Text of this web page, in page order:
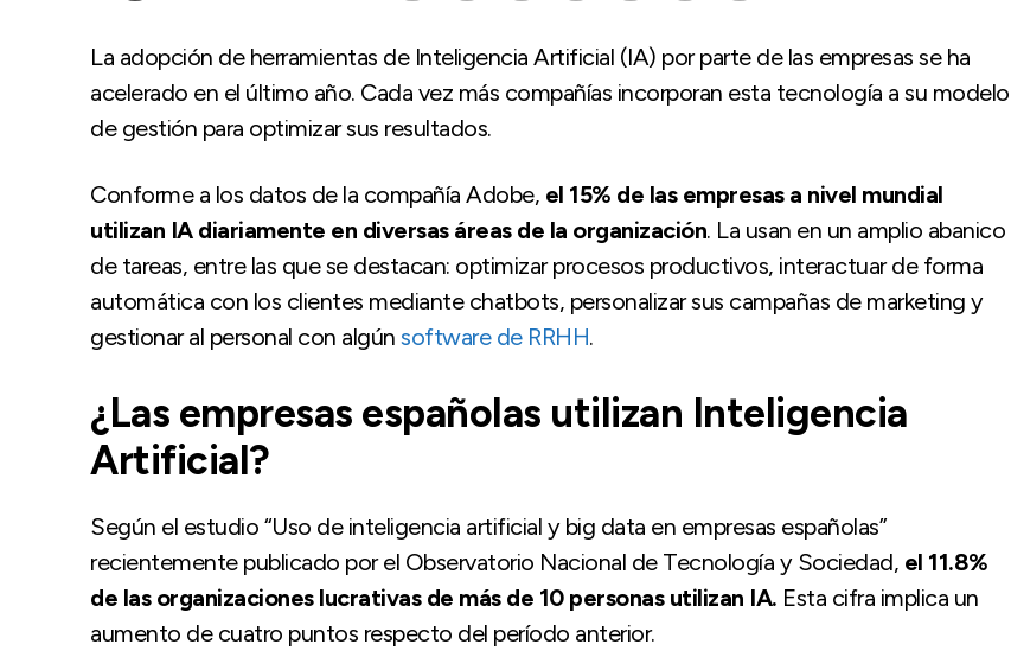
La adopción de herramientas de Inteligencia Artificial (IA) por parte de las empresas se ha
acelerado en el último año. Cada vez más compañías incorporan esta tecnología a su modelo
de gestión para optimizar sus resultados.
Conforme a los datos de la compañía Adobe, el 15% de las empresas a nivel mundial
utilizan IA diariamente en diversas áreas de la organización. La usan en un amplio abanico
de tareas, entre las que se destacan: optimizar procesos productivos, interactuar de forma
automática con los clientes mediante chatbots, personalizar sus campañas de marketing y
gestionar al personal con algún software de RRHH.
¿Las empresas españolas utilizan Inteligencia
Artificial?
Según el estudio “Uso de inteligencia artificial y big data en empresas españolas”
recientemente publicado por el Observatorio Nacional de Tecnología y Sociedad, el 11.8%
de las organizaciones lucrativas de más de 10 personas utilizan IA. Esta cifra implica un
aumento de cuatro puntos respecto del período anterior.